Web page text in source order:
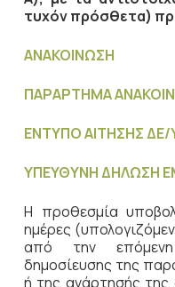
τυχόν πρόσθετα)
ΑΝΑΚΟΙΝΩΣΗ
ΠΑΡΑΡΤΗΜΑ
ΕΝΤΥΠΟ ΑΙΤΗΣΗΣ ΔΕ/
ΥΠΕΥΘΥΝΗ ΔΗΛΩΣΗ
Η προθεσμία
ημέρες
από την
δημοσίευσης της
ή της ανάρτησής